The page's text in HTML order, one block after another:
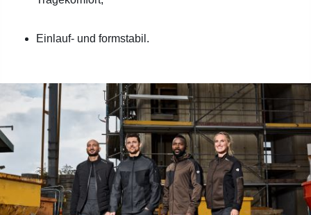
Einlauf- und formstabil.